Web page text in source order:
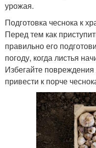
урожая.
Подготовка чеснока к
Перед тем как
правильно его
погоду, когда листья
Избегайте повреждения
привести к порче